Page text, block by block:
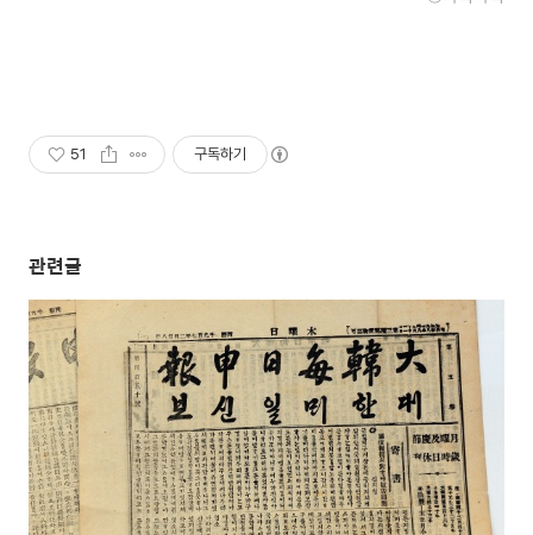
51 구독하기
관련글